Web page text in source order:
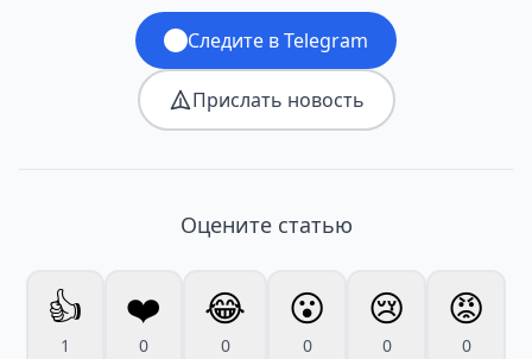
Следите в Telegram
Прислать новость
Оцените статью
👍
1
❤️
0
😂
0
😮
0
😢
0
😡
0